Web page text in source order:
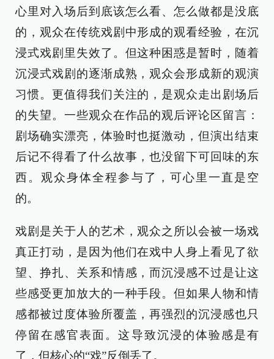
心里对入场后到底该怎么看、怎么做都是没底
的，观众在传统戏剧中形成的观看经验，在沉
浸式戏剧里失效了。但这种困惑是暂时，随着
沉浸式戏剧的逐渐成熟，观众会形成新的观演
习惯。更值得我们关注的，是观众走出剧场后
的失望。一些观众在作品的观后评论区留言：
剧场确实漂亮，体验时也挺激动，但演出结束
后记不得看了什么故事，也没留下可回味的东
西。观众身体全程参与了，可心里一直是空
的。
戏剧是关于人的艺术，观众之所以会被一场戏
真正打动，是因为他们在戏中人身上看见了欲
望、挣扎、关系和情感，而沉浸感不过是让这
些感受更加放大的一种手段。但如果人物和情
感都被过度体验所覆盖，再强烈的沉浸感也只
停留在感官表面。这导致沉浸的体验感是有
了，但核心的“戏”反倒丢了。